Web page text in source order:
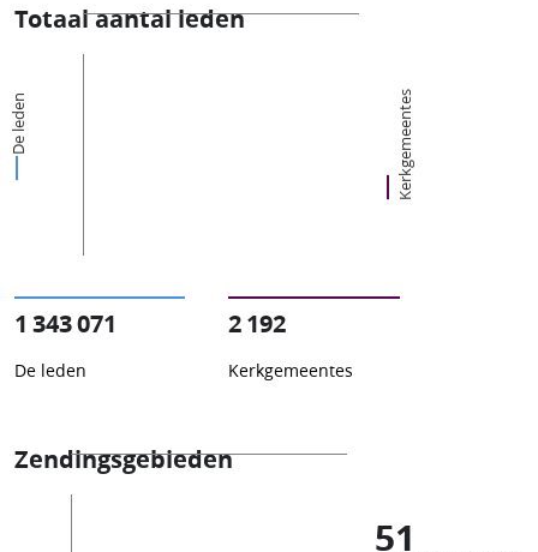
Totaal aantal leden
De leden Kerkgemeentes
1 343 071
De leden
2 192
Kerkgemeentes
Zendingsgebieden
51